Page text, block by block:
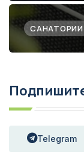
САНАТОРИИ
Telegram